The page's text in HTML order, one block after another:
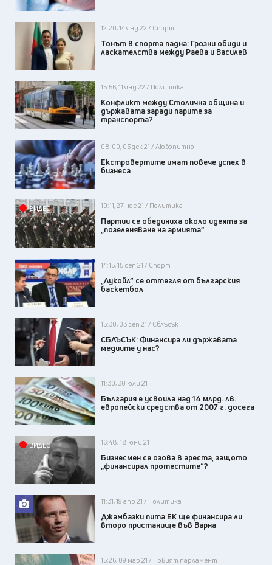
12:20, 14 яну 22 / Спорт
Тонът в спорта падна: Грозни обиди и
ласкателства между Раева и Василев
15:56, 11 яну 22 / Политика
Конфликт между Столична община и
държавата заради парите за
транспорта?
08:00, 03 дек 21 / Любопитно
Екстровертите имат повече успех в
бизнеса
ВИДЕО 10:11, 27 ное 21 / Политика
Партии се обединиха около идеята за
„позеленяване на армията“
14:15, 15 сеп 21 / Спорт
„Лукойл“ се оттегля от българския
баскетбол
15:30, 03 сеп 21 / Сблъсък
СБЛЪСЪК: Финансира ли държавата
медиите у нас?
11:30, 30 юли 21
България е усвоила над 14 млрд. лв.
европейски средства от 2007 г. досега
ВИДЕО 16:48, 18 юни 21
Бизнесмен се озова в ареста, защото
„финансирал протестите“?
11:31, 19 апр 21 / Политика
Джамбазки пита ЕК ще финансира ли
второ пристанище във Варна
15:26, 09 мар 21 / Новият парламент